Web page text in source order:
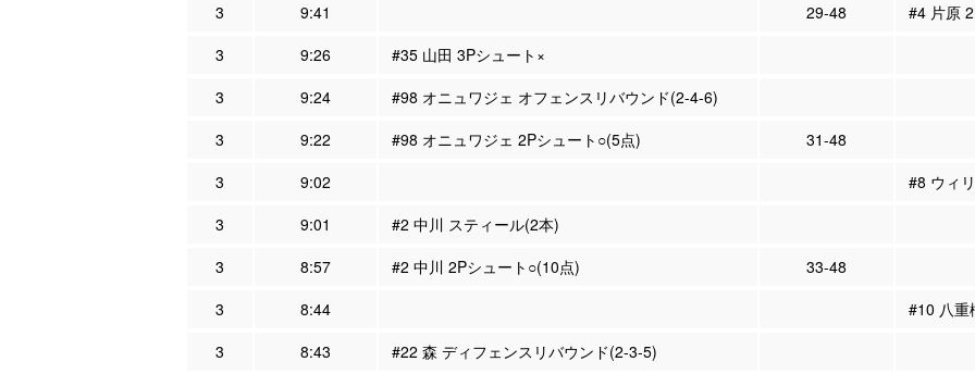
3
9:41 29-48
#4 片原
3
9:26
#35 山田 3Pシュート×
3
9:24
#98 オニュワジェ オフェンスリバウンド(2-4-6)
3
9:22 #98 オニュワジェ 2Pシュート○(5点)
31-48
3
9:02
#8 ウィ
3
9:01
#2 中川 スティール(2本)
3
8:57 #2 中川 2Pシュート○(10点)
33-48
3
8:44
#10 八重
3
8:43
#22 森 ディフェンスリバウンド(2-3-5)